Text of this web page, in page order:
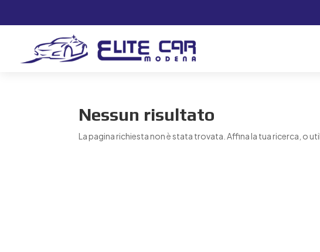
Nessun risultato
La pagina richiesta non è stata trovata. Affina la tua ricerca, o